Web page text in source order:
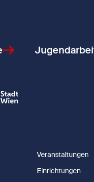
Veranstaltungen
Einrichtungen